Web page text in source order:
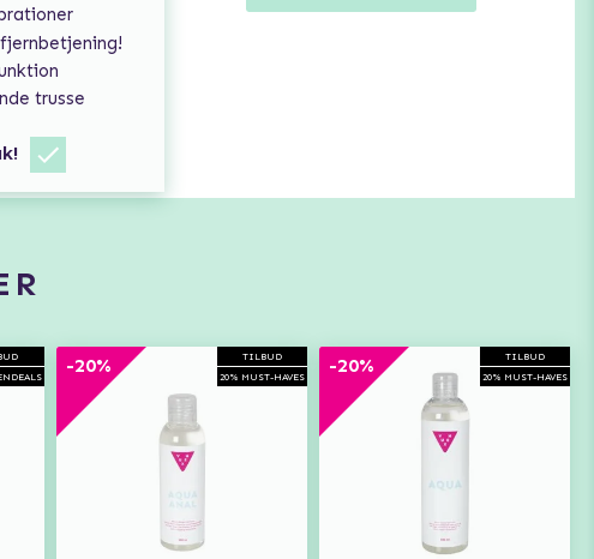
trusse
TILBUD
20% MUST-HAVES
-20%
TILBUD
20% MUST-HAVES
-20%